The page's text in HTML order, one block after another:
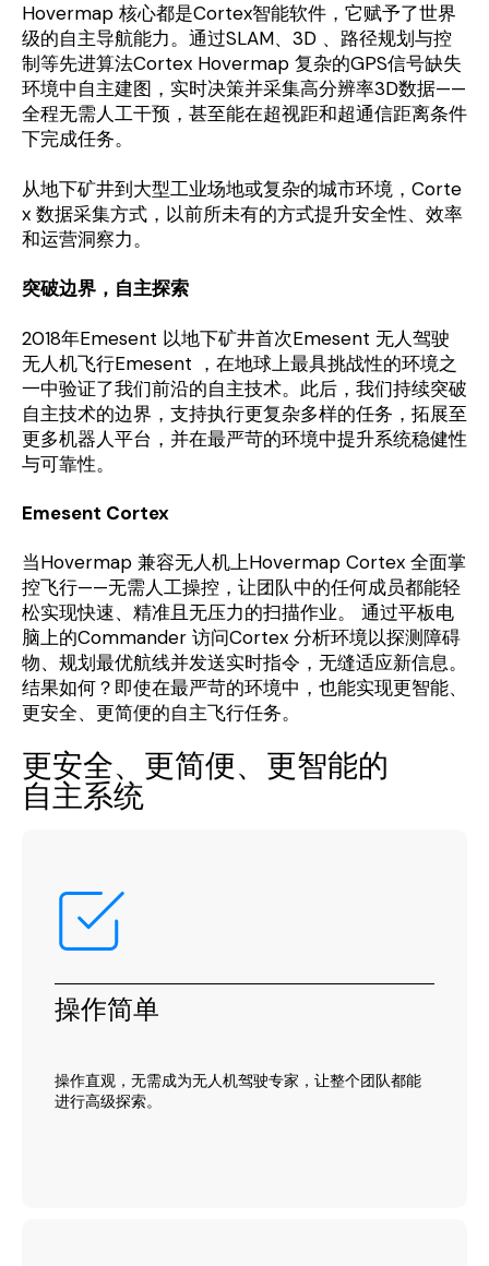
Hovermap 核心都是Cortex智能软件，它赋予了世界
级的自主导航能力。通过SLAM、3D 、路径规划与控
制等先进算法Cortex Hovermap 复杂的GPS信号缺失
环境中自主建图，实时决策并采集高分辨率3D数据——
全程无需人工干预，甚至能在超视距和超通信距离条件
下完成任务。
从地下矿井到大型工业场地或复杂的城市环境，Corte
x 数据采集方式，以前所未有的方式提升安全性、效率
和运营洞察力。
突破边界，自主探索
2018年Emesent 以地下矿井首次Emesent 无人驾驶
无人机飞行Emesent ，在地球上最具挑战性的环境之
一中验证了我们前沿的自主技术。此后，我们持续突破
自主技术的边界，支持执行更复杂多样的任务，拓展至
更多机器人平台，并在最严苛的环境中提升系统稳健性
与可靠性。
Emesent Cortex
当Hovermap 兼容无人机上Hovermap Cortex 全面掌
控飞行——无需人工操控，让团队中的任何成员都能轻
松实现快速、精准且无压力的扫描作业。 通过平板电
脑上的Commander 访问Cortex 分析环境以探测障碍
物、规划最优航线并发送实时指令，无缝适应新信息。
结果如何？即使在最严苛的环境中，也能实现更智能、
更安全、更简便的自主飞行任务。
更安全、更简便、更智能的
自主系统
操作简单
操作直观，无需成为无人机驾驶专家，让整个团队都能
进行高级探索。